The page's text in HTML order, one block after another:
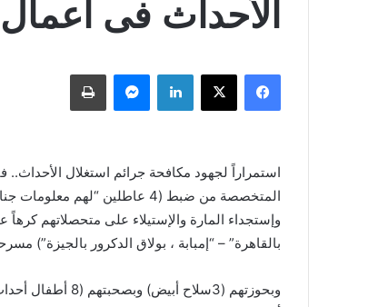
الأحداث فى
فيسبوك X لينكدإن ماسنجر طباعة
استمراراً لجهود مكافحة جرائم استغلال الأحداث..
المتخصصة من ضبط (4 عاطلين
وإستجداء المارة والإستيلاء على متحصلاتهم
بالقاهرة” – “إمبابة ، بولاق الدكرور بالجيزة”)
وبحوزتهم (3سلاح